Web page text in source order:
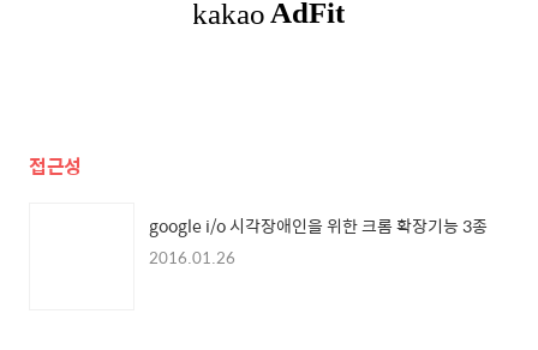
접근성
google i/o 시각장애인을 위한 크롬 확장기능 3종
2016.01.26